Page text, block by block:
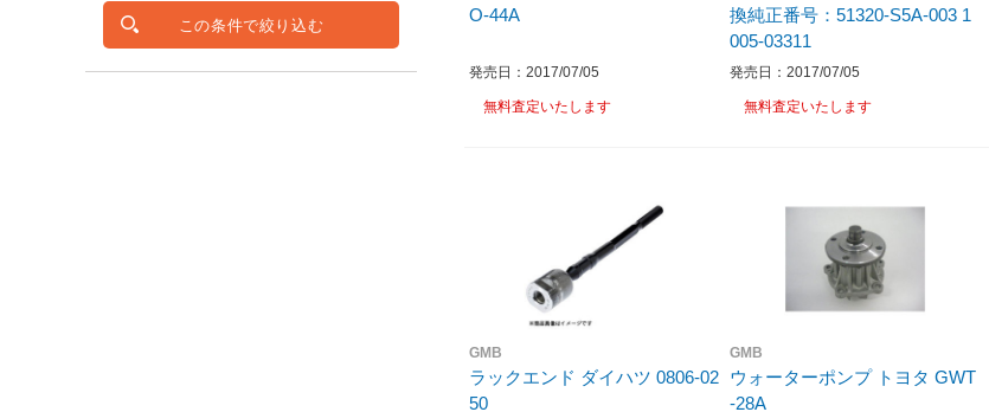
O-44A
発売日：2017/07/05
無料査定いたします
換純正番号：51320-S5A-003 1
005-03311
発売日：2017/07/05
無料査定いたします
GMB
ラックエンド ダイハツ 0806-02
50
GMB
ウォーターポンプ トヨタ GWT
-28A
この条件で絞り込む